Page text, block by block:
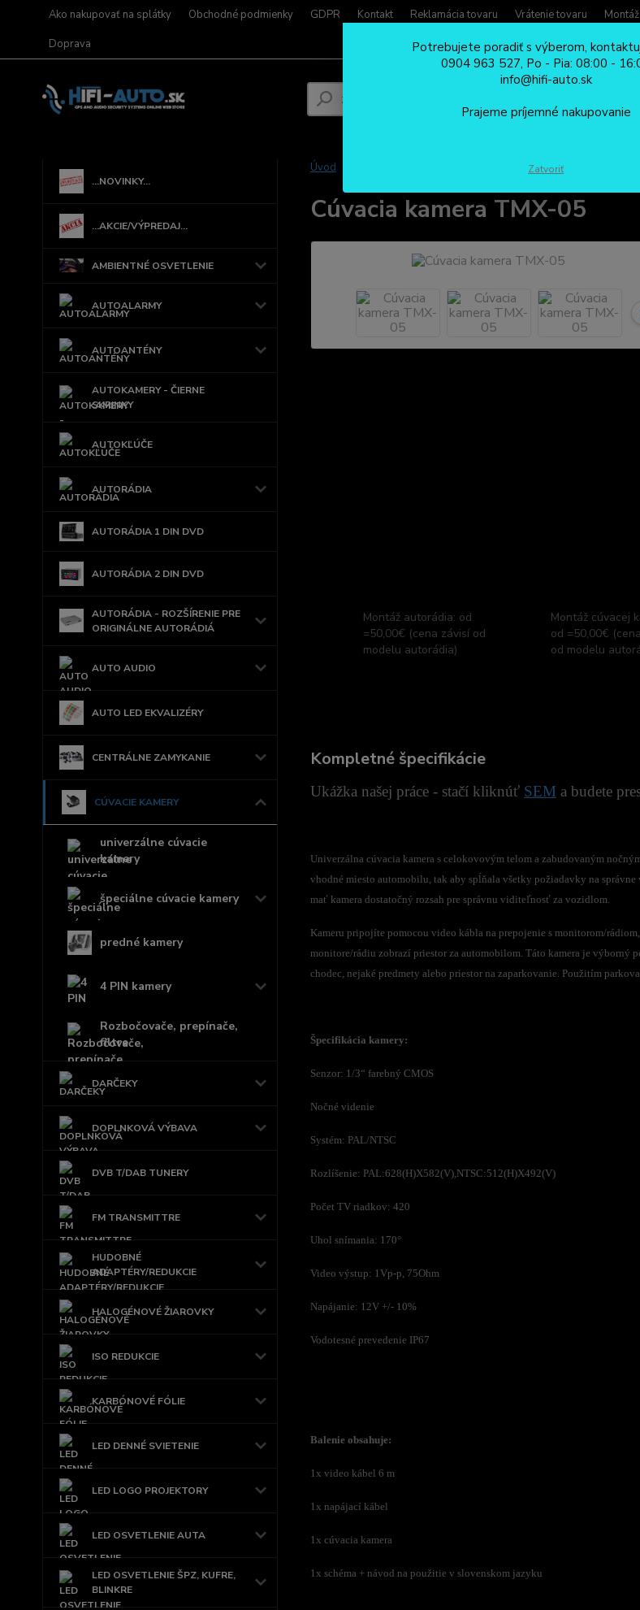
Ako nakupovať na splátky Obchodné podmienky GDPR Kontakt Reklamácia tovaru Vrátenie tovaru
Doprava
...NOVINKY...
...AKCIE/VÝPREDAJ...
AMBIENTNÉ OSVETLENIE
AUTOALARMY
AUTOANTÉNY
AUTOKAMERY - ČIERNE
SKRINKY
AUTOKĽÚČE
AUTORÁDIA
AUTORÁDIA 1 DIN DVD
AUTORÁDIA 2 DIN DVD
AUTORÁDIA - ROZŠÍRENIE PRE
ORIGINÁLNE AUTORÁDIÁ
AUTO AUDIO
AUTO LED EKVALIZÉRY
CENTRÁLNE ZAMYKANIE
CÚVACIE KAMERY
univerzálne cúvacie
kamery
špeciálne cúvacie kamery
predné kamery
4 PIN kamery
Rozbočovače, prepínače,
filtre
DARČEKY
DOPLNKOVÁ VÝBAVA
DVB T/DAB TUNERY
FM TRANSMITTRE
HUDOBNÉ
ADAPTÉRY/REDUKCIE
HALOGÉNOVÉ ŽIAROVKY
ISO REDUKCIE
KARBÓNOVÉ FÓLIE
LED DENNÉ SVIETENIE
LED LOGO PROJEKTORY
LED OSVETLENIE AUTA
LED OSVETLENIE ŠPZ, KUFRE,
BLINKRE
Úvod Cúvacia kamera TMX-05
Cúvacia kamera TMX-05
Montáž autorádia: od
=50,00€ (cena závisí od
modelu autorádia)
Montáž cúvacej
od =50,00€
od modelu
Kompletné špecifikácie
Ukážka našej práce - stačí kliknúť SEM a budete
Univerzálna cúvacia kamera s celokovovým telom a zabudovaným
vhodné miesto automobilu, tak aby spĺňala všetky požiadavky na
mať kamera dostatočný rozsah pre správnu viditeľnosť za vozidlom.
Kameru pripojíte pomocou video kábla na prepojenie s monitorom/
monitore/rádiu zobrazí priestor za automobilom. Táto kamera je
chodec, nejaké predmety alebo priestor na zaparkovanie. Použitím
Špecifikácia kamery:
Senzor: 1/3“ farebný CMOS
Nočné videnie
Systém: PAL/NTSC
Rozlíšenie: PAL:628(H)X582(V),NTSC:512(H)X492(V)
Počet TV riadkov: 420
Uhol snímania: 170°
Video výstup: 1Vp-p, 75Ohm
Napájanie: 12V +/- 10%
Vodotesné prevedenie IP67
Balenie obsahuje:
1x video kábel 6 m
1x napájací kábel
1x cúvacia kamera
1x schéma + návod na použitie v slovenskom jazyku
Potrebujete poradiť s výberom,
0904 963 527, Po - Pia: 08:00 -
info@hifi-auto.sk
Prajeme príjemné nakupovanie
Zatvoriť